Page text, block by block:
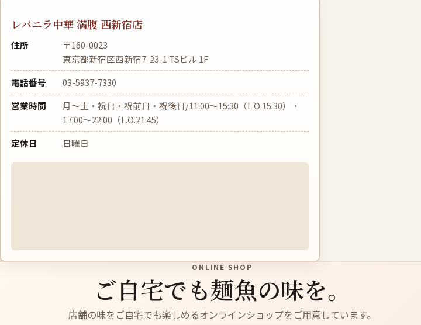
レバニラ中華 満腹 西新宿店
住所
〒160-0023
東京都新宿区西新宿7-23-1 TSビル 1F
電話番号
03-5937-7330
営業時間
月〜土・祝日・祝前日・祝後日/11:00〜15:30（L.O.15:30）・
17:00〜22:00（L.O.21:45）
定休日
日曜日
ONLINE SHOP
ご自宅でも麺魚の味を。
店舗の味をご自宅でも楽しめるオンラインショップをご用意しています。